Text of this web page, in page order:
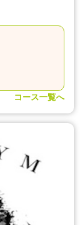
コース一覧へ